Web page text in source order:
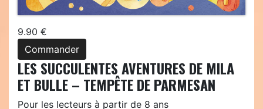
9.90 €
Commander
LES SUCCULENTES AVENTURES DE MILA
ET BULLE – TEMPÊTE DE PARMESAN
Pour les lecteurs à partir de 8 ans